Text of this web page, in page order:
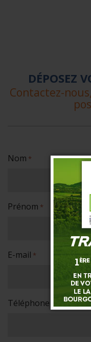
DÉPOSEZ
Contactez-
Nom *
Prénom *
E-mail *
Téléphone